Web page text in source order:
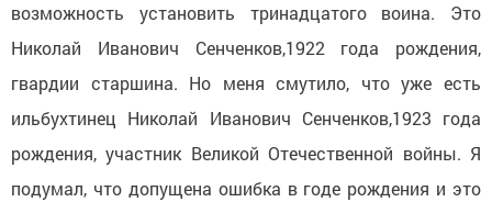
возможность установить тринадцатого воина. Это
Николай Иванович Сенченков,1922 года рождения,
гвардии старшина. Но меня смутило, что уже есть
ильбухтинец Николай Иванович Сенченков,1923 года
рождения, участник Великой Отечественной войны. Я
подумал, что допущена ошибка в годе рождения и это